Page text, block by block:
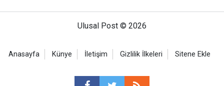
Ulusal Post © 2026
Anasayfa Künye İletişim Gizlilik İlkeleri Sitene Ekle